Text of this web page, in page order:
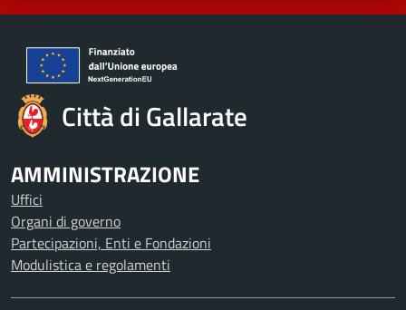
Città di Gallarate
AMMINISTRAZIONE
Uffici
Organi di governo
Partecipazioni, Enti e Fondazioni
Modulistica e regolamenti